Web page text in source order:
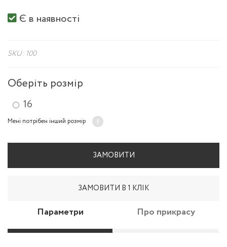
Є в наявності
SKU: 100
Оберіть розмір
16
Мені потрібен інший розмір
ЗАМОВИТИ
ЗАМОВИТИ В 1 КЛІК
Параметри Про прикрасу